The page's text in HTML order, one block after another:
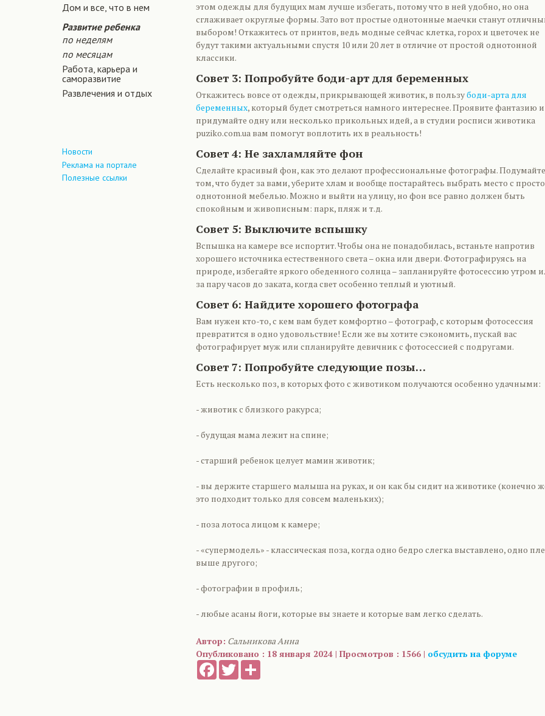
Дом и все, что в нем
Развитие ребенка
по неделям
по месяцам
Работа, карьера и
саморазвитие
Развлечения и отдых
Новости
Реклама на портале
Полезные ссылки
этом одежды для будущих мам лучше избегать, потому что в ней удобно, но она
сглаживает округлые формы. Зато вот простые однотонные маечки станут
выбором! Откажитесь от принтов, ведь модные сейчас клетка, горох и цветочек не
будут такими актуальными спустя 10 или 20 лет в отличие от простой однотонной
классики.
Совет 3: Попробуйте боди-арт для беременных
Откажитесь вовсе от одежды, прикрывающей животик, в пользубоди-арта для
беременных, который будет смотреться намного интереснее. Проявите фантазию и
придумайте одну или несколько прикольных идей, а в студии росписи животика
puziko.com.ua вам помогут воплотить их в реальность!
Совет 4: Не захламляйте фон
Сделайте красивый фон, как это делают профессиональные фотографы.
том, что будет за вами, уберите хлам и вообще постарайтесь выбрать место с
однотонной мебелью. Можно и выйти на улицу, но фон все равно должен быть
спокойным и живописным: парк, пляж и т.д.
Совет 5: Выключите вспышку
Вспышка на камере все испортит. Чтобы она не понадобилась, встаньте напротив
хорошего источника естественного света – окна или двери. Фотографируясь на
природе, избегайте яркого обеденного солнца – запланируйте фотосессию утром
за пару часов до заката, когда свет особенно теплый и уютный.
Совет 6: Найдите хорошего фотографа
Вам нужен кто-то, с кем вам будет комфортно – фотограф, с которым фотосессия
превратится в одно удовольствие! Если же вы хотите сэкономить, пускай вас
фотографирует муж или спланируйте девичник с фотосессией с подругами.
Совет 7: Попробуйте следующие позы…
Есть несколько поз, в которых фото с животиком получаются особенно удачными:
- животик с близкого ракурса;
- будущая мама лежит на спине;
- старший ребенок целует мамин животик;
- вы держите старшего малыша на руках, и он как бы сидит на животике (конечно
это подходит только для совсем маленьких);
- поза лотоса лицом к камере;
- «супермодель» - классическая поза, когда одно бедро слегка выставлено, одно
выше другого;
- фотографии в профиль;
- любые асаны йоги, которые вы знаете и которые вам легко сделать.
Автор: Сальникова Анна
Опубликовано : 18 января 2024 | Просмотров : 1566 | обсудить на форуме
FacebookTwitter